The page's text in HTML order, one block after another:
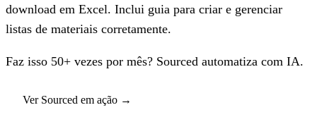
download em Excel. Inclui guia para criar e gerenciar
listas de materiais corretamente.
Faz isso 50+ vezes por mês? Sourced automatiza com IA.
Ver Sourced em ação →